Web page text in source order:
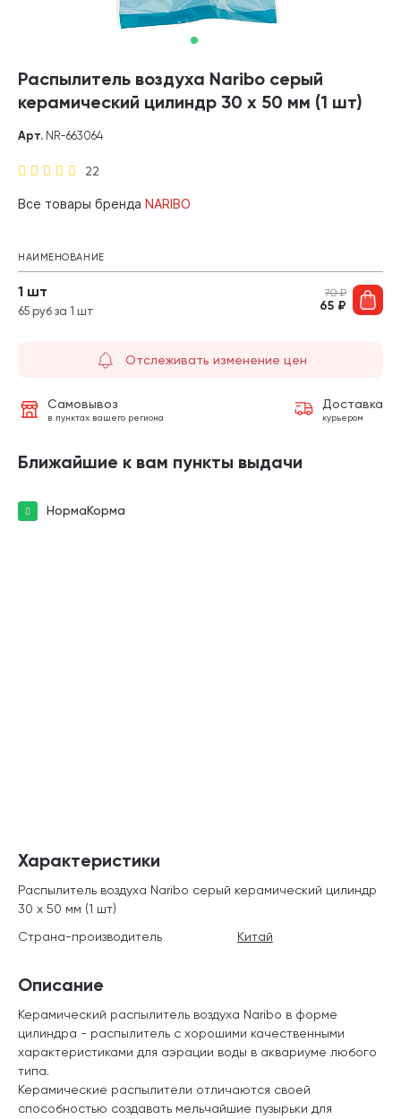
Распылитель воздуха Naribo серый
керамический цилиндр 30 х 50 мм (1 шт)
22
Арт. NR-663064
Все товары бренда NARIBO
НАИМЕНОВАНИЕ
1 шт
65 руб за 1 шт
70₽
65 ₽
Отслеживать изменение цен
Самовывоз
в пунктах вашего региона
Доставка
курьером
Ближайшие к вам пункты выдачи
НормаКорма
Описание
Керамический распылитель воздуха Naribo в форме
цилиндра - распылитель с хорошими качественными
характеристиками для аэрации воды в аквариуме любого
типа.
Керамические распылители отличаются своей
способностью создавать мельчайшие пузырьки для
Характеристики
Распылитель воздуха Naribo серый керамический цилиндр
30 х 50 мм (1 шт)
Страна-производитель
Китай